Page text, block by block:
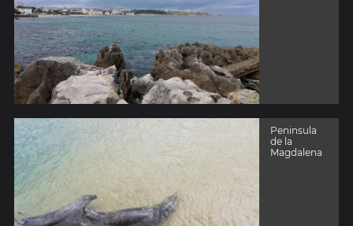
Peninsula
de la
Magdalena